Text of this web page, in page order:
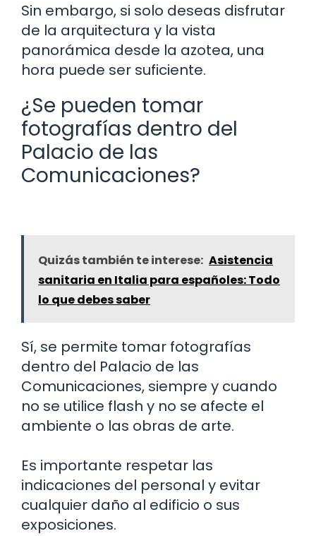
Sin embargo, si solo deseas disfrutar
de la arquitectura y la vista
panorámica desde la azotea, una
hora puede ser suficiente.
¿Se pueden tomar
fotografías dentro del
Palacio de las
Comunicaciones?
Quizás también te interese: Asistencia
sanitaria en Italia para españoles: Todo
lo que debes saber
Sí, se permite tomar fotografías
dentro del Palacio de las
Comunicaciones, siempre y cuando
no se utilice flash y no se afecte el
ambiente o las obras de arte.
Es importante respetar las
indicaciones del personal y evitar
cualquier daño al edificio o sus
exposiciones.